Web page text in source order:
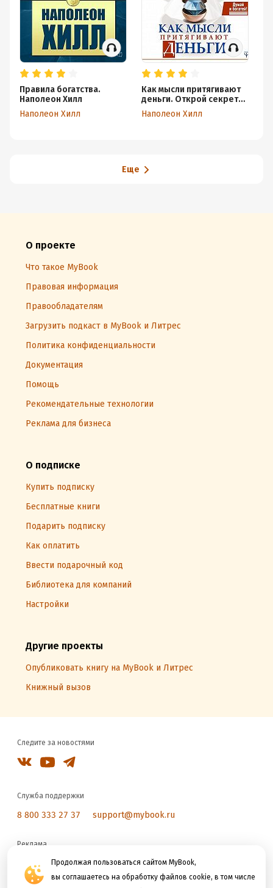
Продолжая пользоваться сайтом MyBook,
вы соглашаетесь на обработку файлов cookie, в том числе
Правила богатства.
Наполеон Хилл
Наполеон Хилл
Как мысли притягивают
деньги. Открой секрет
миллиардеров!
Наполеон Хилл
Еще
О проекте
Что такое MyBook
Правовая информация
Правообладателям
Загрузить подкаст в MyBook и Литрес
Политика конфиденциальности
Документация
Помощь
Рекомендательные технологии
Реклама для бизнеса
О подписке
Купить подписку
Бесплатные книги
Подарить подписку
Как оплатить
Ввести подарочный код
Библиотека для компаний
Настройки
Другие проекты
Опубликовать книгу на MyBook и Литрес
Книжный вызов
Следите за новостями
Служба поддержки
8 800 333 27 37 support@mybook.ru
Реклама
reklama@litres.ru